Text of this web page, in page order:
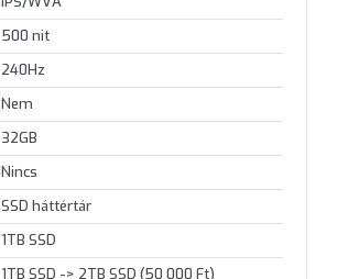
500 nit
240Hz
Nem
32GB
Nincs
SSD háttértár
1TB SSD
1TB SSD -> 2TB SSD (50 000 Ft)